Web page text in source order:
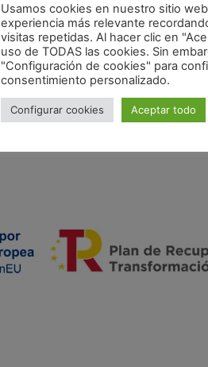
Usamos cookies en nuestro sitio
experiencia más relevante
visitas repetidas. Al hacer clic en
uso de TODAS las cookies. Sin
"Configuración de cookies" para
consentimiento personalizado.
Configurar cookies Aceptar todo